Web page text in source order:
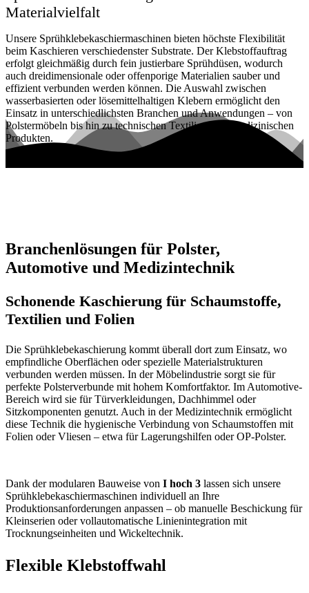
Materialvielfalt
Unsere Sprühklebekaschiermaschinen bieten höchste Flexibilität
beim Kaschieren verschiedenster Substrate. Der Klebstoffauftrag
erfolgt gleichmäßig durch fein justierbare Sprühdüsen, wodurch
auch dreidimensionale oder offenporige Materialien sauber und
effizient verbunden werden können. Die Auswahl zwischen
wasserbasierten oder lösemittelhaltigen Klebern ermöglicht den
Einsatz in unterschiedlichsten Branchen und Anwendungen – von
Polstermöbeln bis hin zu technischen Textilien oder medizinischen
Produkten.
Branchenlösungen für Polster,
Automotive und Medizintechnik
Schonende Kaschierung für Schaumstoffe,
Textilien und Folien
Die Sprühklebekaschierung kommt überall dort zum Einsatz, wo
empfindliche Oberflächen oder spezielle Materialstrukturen
verbunden werden müssen. In der Möbelindustrie sorgt sie für
perfekte Polsterverbunde mit hohem Komfortfaktor. Im Automotive-
Bereich wird sie für Türverkleidungen, Dachhimmel oder
Sitzkomponenten genutzt. Auch in der Medizintechnik ermöglicht
diese Technik die hygienische Verbindung von Schaumstoffen mit
Folien oder Vliesen – etwa für Lagerungshilfen oder OP-Polster.
Dank der modularen Bauweise von I hoch 3 lassen sich unsere
Sprühklebekaschiermaschinen individuell an Ihre
Produktionsanforderungen anpassen – ob manuelle Beschickung für
Kleinserien oder vollautomatische Linienintegration mit
Trocknungseinheiten und Wickeltechnik.
Flexible Klebstoffwahl